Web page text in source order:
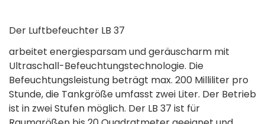
Der Luftbefeuchter LB 37
arbeitet energiesparsam und geräuscharm mit
Ultraschall-Befeuchtungstechnologie. Die
Befeuchtungsleistung beträgt max. 200 Milliliter pro
Stunde, die Tankgröße umfasst zwei Liter. Der Betrieb
ist in zwei Stufen möglich. Der LB 37 ist für